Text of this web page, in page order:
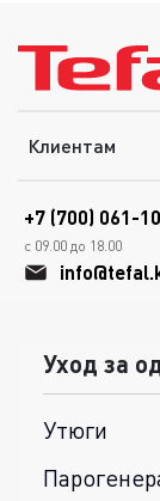
Клиентам
+7 (700) 061-
с 09.00 до 18.00
Уход за
Утюги